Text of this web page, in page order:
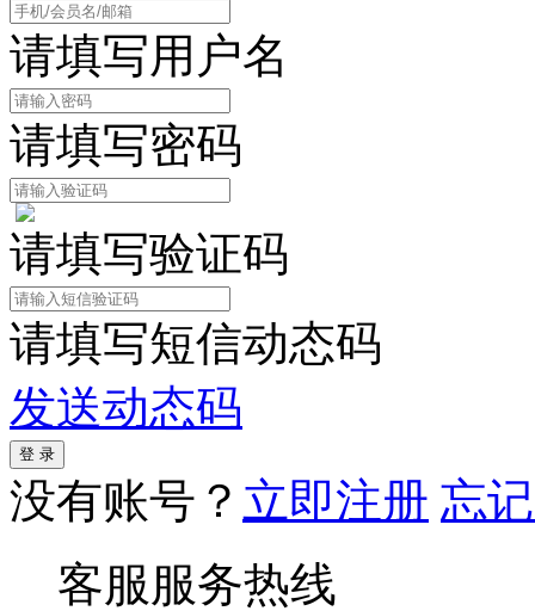
请填写用户名
请填写密码
请填写验证码
请填写短信动态码
发送动态码
没有账号？ 立即注册 忘
客服服务热线